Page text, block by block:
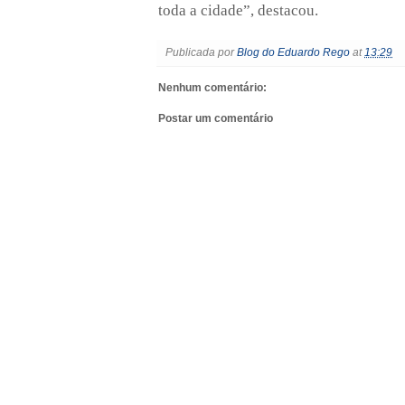
toda a cidade”, destacou.
Publicada porBlog do Eduardo Rego at13:29
Nenhum comentário:
Postar um comentário